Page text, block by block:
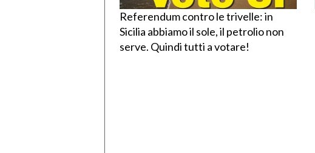
Referendum contro le trivelle: in
Sicilia abbiamo il sole, il petrolio non
serve. Quindi tutti a votare!